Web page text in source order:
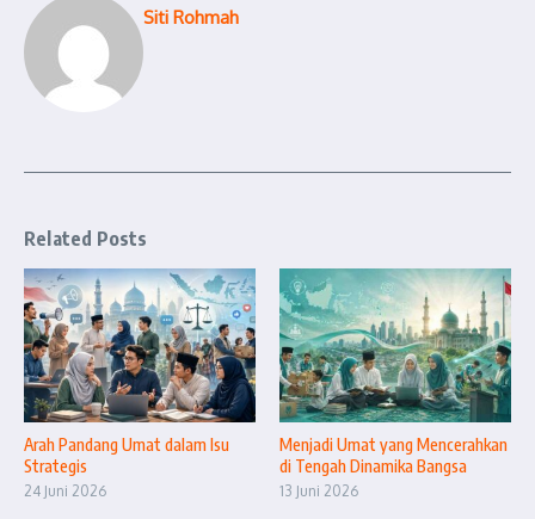
Siti Rohmah
Related Posts
Arah Pandang Umat dalam Isu
Strategis
24 Juni 2026
Menjadi Umat yang Mencerahkan
di Tengah Dinamika Bangsa
13 Juni 2026